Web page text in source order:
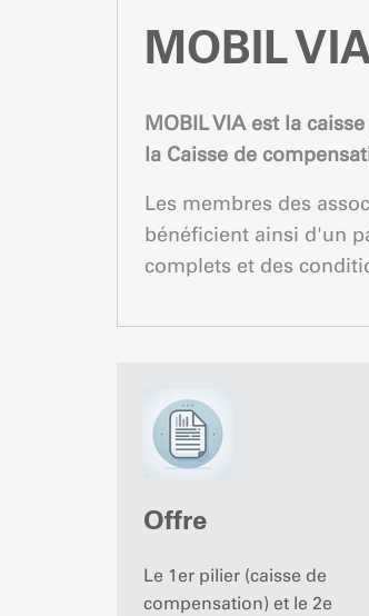
MOBIL
MOBIL VIA est la
la Caisse de
Les membres des
bénéficient ainsi d'un
complets et des
Offre
Le 1er pilier (caisse de
compensation) et le 2e